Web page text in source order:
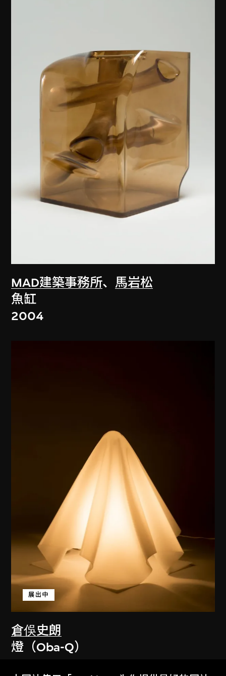
MAD建築事務所、 馬岩松
魚缸
2004
倉俁史朗
展出中
燈（Oba-Q）